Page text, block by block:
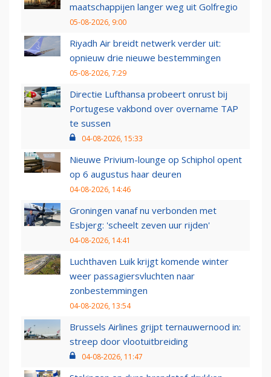
maatschappijen langer weg uit Golfregio
05-08-2026, 9:00
Riyadh Air breidt netwerk verder uit:
opnieuw drie nieuwe bestemmingen
05-08-2026, 7:29
Directie Lufthansa probeert onrust bij
Portugese vakbond over overname TAP
te sussen
04-08-2026, 15:33
Nieuwe Privium-lounge op Schiphol opent
op 6 augustus haar deuren
04-08-2026, 14:46
Groningen vanaf nu verbonden met
Esbjerg: 'scheelt zeven uur rijden'
04-08-2026, 14:41
Luchthaven Luik krijgt komende winter
weer passagiersvluchten naar
zonbestemmingen
04-08-2026, 13:54
Brussels Airlines grijpt ternauwernood in:
streep door vlootuitbreiding
04-08-2026, 11:47